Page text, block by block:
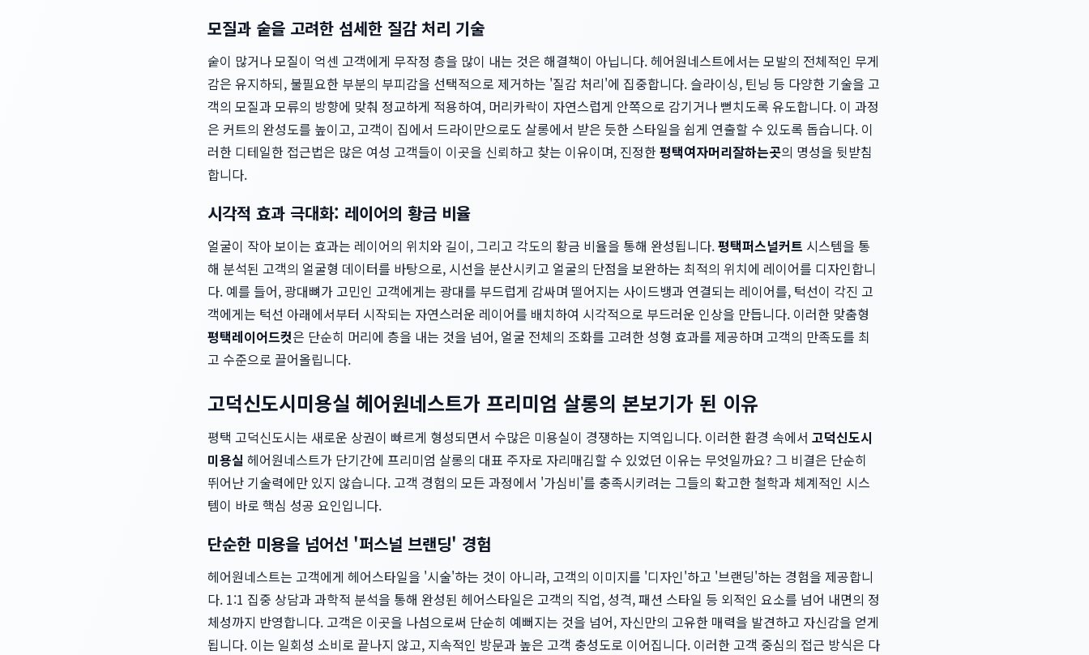
모질과 숱을 고려한 섬세한 질감 처리 기술
숱이 많거나 모질이 억센 고객에게 무작정 층을 많이 내는 것은 해결책이 아닙니다. 헤어원네스트에서는 모발의 전체적인 무게
감은 유지하되, 불필요한 부분의 부피감을 선택적으로 제거하는 '질감 처리'에 집중합니다. 슬라이싱, 틴닝 등 다양한 기술을 고
객의 모질과 모류의 방향에 맞춰 정교하게 적용하여, 머리카락이 자연스럽게 안쪽으로 감기거나 뻗치도록 유도합니다. 이 과정
은 커트의 완성도를 높이고, 고객이 집에서 드라이만으로도 살롱에서 받은 듯한 스타일을 쉽게 연출할 수 있도록 돕습니다. 이
러한 디테일한 접근법은 많은 여성 고객들이 이곳을 신뢰하고 찾는 이유이며, 진정한평택여자머리잘하는곳의 명성을 뒷받침
합니다.
시각적 효과 극대화: 레이어의 황금 비율
얼굴이 작아 보이는 효과는 레이어의 위치와 길이, 그리고 각도의 황금 비율을 통해 완성됩니다.평택퍼스널커트 시스템을 통
해 분석된 고객의 얼굴형 데이터를 바탕으로, 시선을 분산시키고 얼굴의 단점을 보완하는 최적의 위치에 레이어를 디자인합니
다. 예를 들어, 광대뼈가 고민인 고객에게는 광대를 부드럽게 감싸며 떨어지는 사이드뱅과 연결되는 레이어를, 턱선이 각진 고
객에게는 턱선 아래에서부터 시작되는 자연스러운 레이어를 배치하여 시각적으로 부드러운 인상을 만듭니다. 이러한 맞춤형
평택레이어드컷은 단순히 머리에 층을 내는 것을 넘어, 얼굴 전체의 조화를 고려한 성형 효과를 제공하며 고객의 만족도를 최
고 수준으로 끌어올립니다.
고덕신도시미용실 헤어원네스트가 프리미엄 살롱의 본보기가 된 이유
평택 고덕신도시는 새로운 상권이 빠르게 형성되면서 수많은 미용실이 경쟁하는 지역입니다. 이러한 환경 속에서 고덕신도시
미용실 헤어원네스트가 단기간에 프리미엄 살롱의 대표 주자로 자리매김할 수 있었던 이유는 무엇일까요? 그 비결은 단순히
뛰어난 기술력에만 있지 않습니다. 고객 경험의 모든 과정에서 '가심비'를 충족시키려는 그들의 확고한 철학과 체계적인 시스
템이 바로 핵심 성공 요인입니다.
단순한 미용을 넘어선 '퍼스널 브랜딩' 경험
헤어원네스트는 고객에게 헤어스타일을 '시술'하는 것이 아니라, 고객의 이미지를 '디자인'하고 '브랜딩'하는 경험을 제공합니
다. 1:1 집중 상담과 과학적 분석을 통해 완성된 헤어스타일은 고객의 직업, 성격, 패션 스타일 등 외적인 요소를 넘어 내면의 정
체성까지 반영합니다. 고객은 이곳을 나섬으로써 단순히 예뻐지는 것을 넘어, 자신만의 고유한 매력을 발견하고 자신감을 얻게
됩니다. 이는 일회성 소비로 끝나지 않고, 지속적인 방문과 높은 고객 충성도로 이어집니다. 이러한 고객 중심의 접근 방식은 다